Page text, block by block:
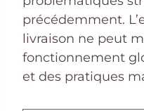
précédemment.
livraison ne peut
fonctionnement
et des pratiques